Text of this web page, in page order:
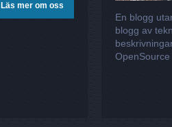
Läs mer om oss
En blogg
blogg av